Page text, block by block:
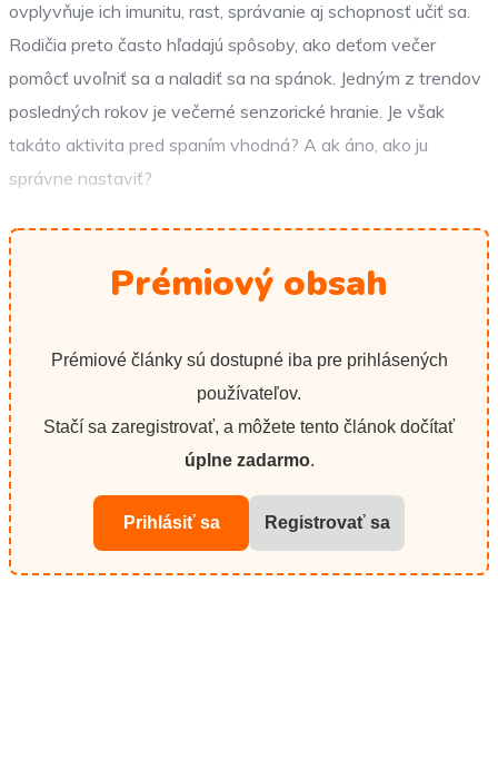
ovplyvňuje ich imunitu, rast, správanie aj schopnosť učiť sa.
Rodičia preto často hľadajú spôsoby, ako deťom večer
pomôcť uvoľniť sa a naladiť sa na spánok. Jedným z trendov
posledných rokov je večerné senzorické hranie. Je však
takáto aktivita pred spaním vhodná? A ak áno, ako ju
správne nastaviť?
Prémiový obsah
Prémiové články sú dostupné iba pre prihlásených
používateľov.
Stačí sa zaregistrovať, a môžete tento článok dočítať
úplne zadarmo.
Prihlásiť sa Registrovať sa